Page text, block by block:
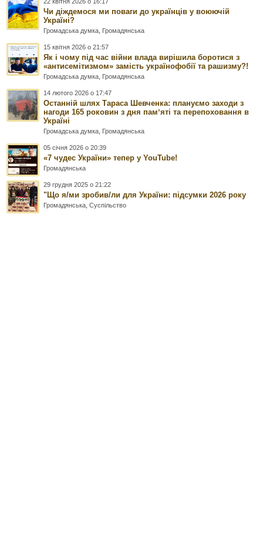
Чи діждемося ми поваги до українців у воюючій
Україні?
Громадська думка Громадянська
15 квітня 2026 о 21:57
Як і чому під час війни влада вирішила боротися з
«антисемітизмом» замість українофобії та рашизму?!
Громадська думка Громадянська
14 лютого 2026 о 17:47
Останній шлях Тараса Шевченка: плануємо заходи з
нагоди 165 роковин з дня памʼяті та перепоховання в
Україні
Громадська думка Громадянська
05 січня 2026 о 20:39
«7 чудес України» тепер у YouTube!
Громадянська
29 грудня 2025 о 21:22
"Що я/ми зробив/ли для України: підсумки 2026 року
Громадянська ,Суспільство